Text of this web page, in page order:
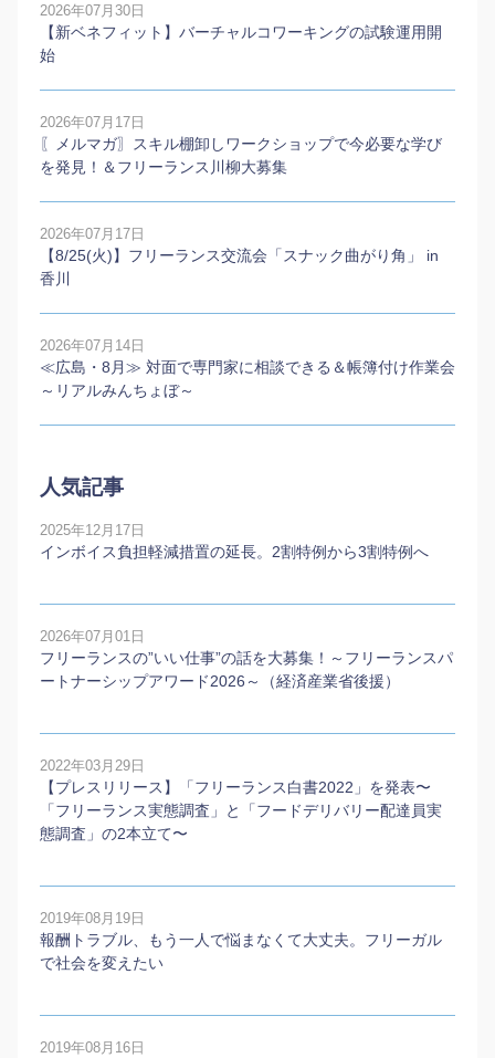
2026年07月30日
【新ベネフィット】バーチャルコワーキングの試験運用開
始
2026年07月17日
〖メルマガ〗スキル棚卸しワークショップで今必要な学び
を発見！＆フリーランス川柳大募集
2026年07月17日
【8/25(火)】フリーランス交流会「スナック曲がり角」 in
香川
2026年07月14日
≪広島・8月≫ 対面で専門家に相談できる＆帳簿付け作業会
～リアルみんちょぼ～
人気記事
2025年12月17日
インボイス負担軽減措置の延長。2割特例から3割特例へ
2026年07月01日
フリーランスの”いい仕事”の話を大募集！～フリーランスパ
ートナーシップアワード2026～（経済産業省後援）
2022年03月29日
【プレスリリース】「フリーランス白書2022」を発表〜
「フリーランス実態調査」と「フードデリバリー配達員実
態調査」の2本⽴て〜
2019年08月19日
報酬トラブル、もう一人で悩まなくて大丈夫。フリーガル
で社会を変えたい
2019年08月16日